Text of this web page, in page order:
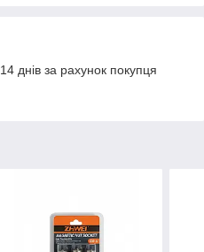
днів за рахунок покупця